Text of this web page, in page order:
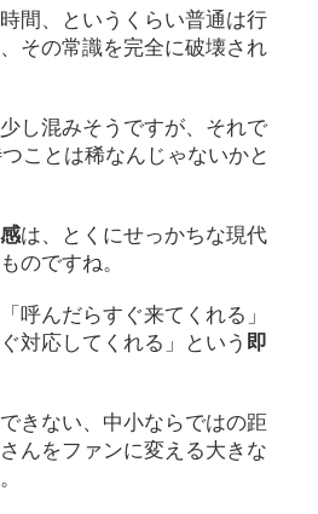
間、というくらい普通は行
その常識を完全に破壊され
し混みそうですが、それで
ことは稀なんじゃないかと
は、とくにせっかちな現代
のですね。
呼んだらすぐ来てくれる」
対応してくれる」という 即
きない、中小ならではの距
んをファンに変える大きな